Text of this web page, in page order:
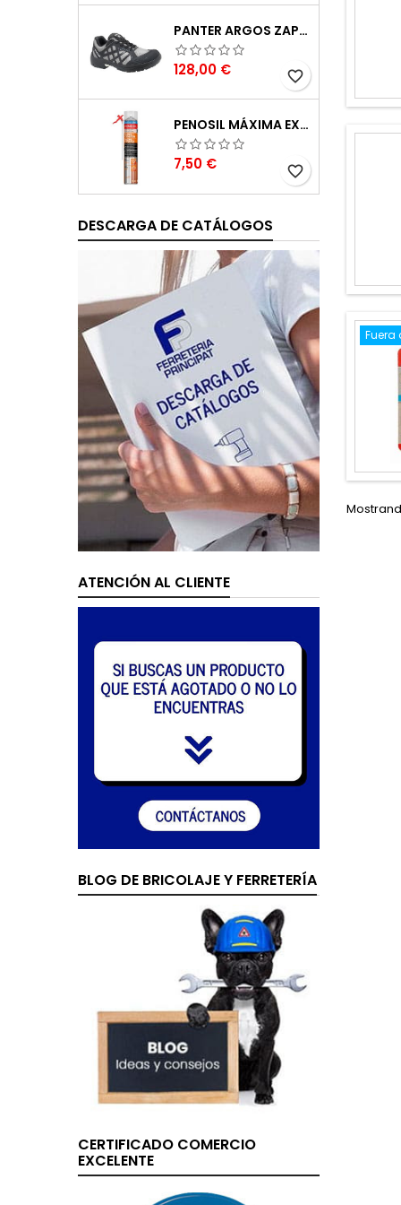
PANTER ARGOS ZAPATILLAS DE SEGURIDAD S3 GRIS REFLECTOR TALLA 48
Precio
128,00 € favorite_border
PENOSIL MÁXIMA EXPANSIÓN ESPUMA DE POLIURETANO 750ML
Precio
7,50 € favorite_border
DESCARGA DE CATÁLOGOS
ATENCIÓN AL CLIENTE
BLOG DE BRICOLAJE Y FERRETERÍA
CERTIFICADO COMERCIO
EXCELENTE
Fuera